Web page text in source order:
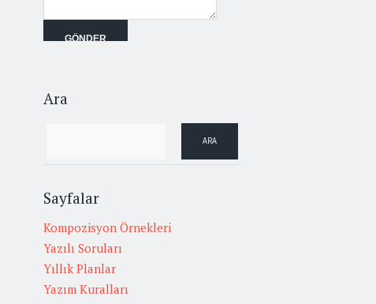
Ara
Sayfalar
Kompozisyon Örnekleri
Yazılı Soruları
Yıllık Planlar
Yazım Kuralları